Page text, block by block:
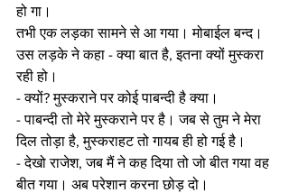
हो गा।
तभी एक लड़का सामने से आ गया। मोबाईल बन्द।
उस लड़के ने कहा - क्या बात है, इतना क्यों मुस्करा
रही हो।
- क्यों? मुस्कराने पर कोई पाबन्दी है क्या।
- पाबन्दी तो मेरे मुस्कराने पर है। जब से तुम ने मेरा
दिल तोड़ा है, मुस्कराहट तो गायब ही हो गई है।
- देखो राजेश, जब मैं ने कह दिया तो जो बीत गया वह
बीत गया। अब परेशान करना छोड़ दो।